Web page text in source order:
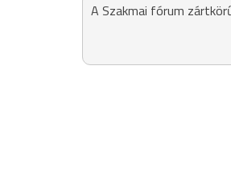
A Szakmai fórum